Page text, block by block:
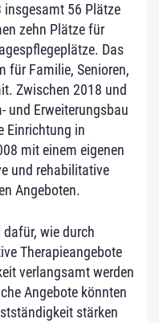
insgesamt 56 Plätze
zehn Plätze für
Das
für Familie, Senioren,
Zwischen 2018 und
und Erweiterungsbau
Einrichtung in
mit einem eigenen
und rehabilitative
Angeboten.
dafür, wie durch
Therapieangebote
verlangsamt werden
Angebote könnten
stärken